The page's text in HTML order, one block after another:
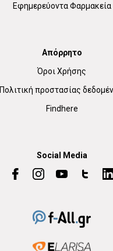
Εφημερεύοντα Φαρμακεία
Απόρρητο
Όροι Χρήσης
Πολιτική προστασίας
Findhere
Social Media